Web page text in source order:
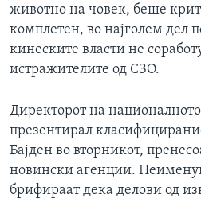
животно на човек, беше
комплетен, во најголем дел
кинеските власти не
истражителите од СЗО.
Директорот на
презентирал
Бајден во вторникот,
новински агенции.
брифираат дека делови од